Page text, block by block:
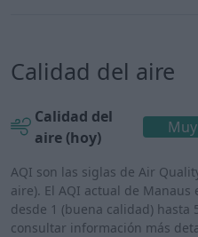
Calidad del aire
Calidad del
aire (hoy)
AQI son las siglas de Air
aire). El AQI actual de Manaus
desde 1 (buena calidad) hasta
consultar información más